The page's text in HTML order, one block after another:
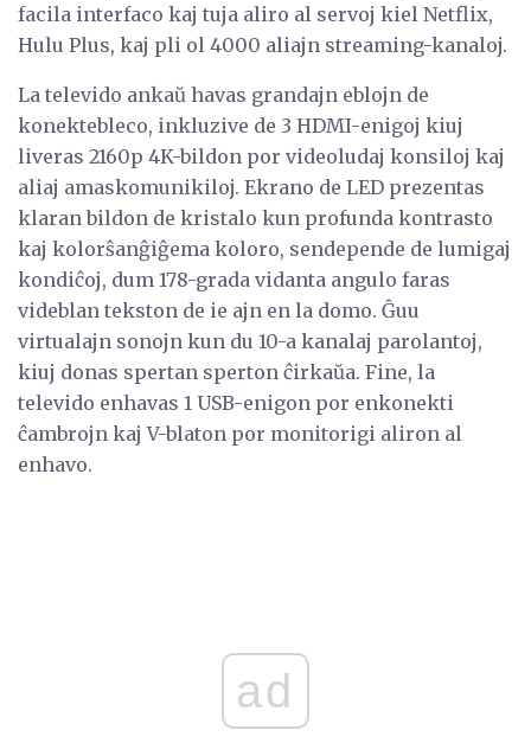
facila interfaco kaj tuja aliro al servoj kiel Netflix,
Hulu Plus, kaj pli ol 4000 aliajn streaming-kanaloj.
La televido ankaŭ havas grandajn eblojn de
konektebleco, inkluzive de 3 HDMI-enigoj kiuj
liveras 2160p 4K-bildon por videoludaj konsiloj kaj
aliaj amaskomunikiloj. Ekrano de LED prezentas
klaran bildon de kristalo kun profunda kontrasto
kaj kolorŝanĝiĝema koloro, sendepende de lumigaj
kondiĉoj, dum 178-grada vidanta angulo faras
videblan tekston de ie ajn en la domo. Ĝuu
virtualajn sonojn kun du 10-a kanalaj parolantoj,
kiuj donas spertan sperton ĉirkaŭa. Fine, la
televido enhavas 1 USB-enigon por enkonekti
ĉambrojn kaj V-blaton por monitorigi aliron al
enhavo.
ad